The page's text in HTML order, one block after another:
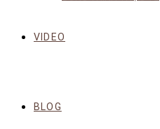
VIDEO
BLOG